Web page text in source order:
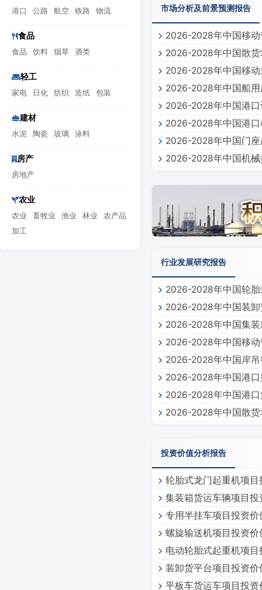
港口 公路 航空 铁路 物流
食品
食品 饮料 烟草 酒类
轻工
家电 日化 纺织 造纸 包装
建材
水泥 陶瓷 玻璃 涂料
房产
房地产
农业
农业 畜牧业 渔业 林业
农产品
加工
市场分析及前景预测报告
2026-2028年中国移
报告2026-2028年中国散
测报告
2026-2028年中国移
报告2026-2028年中国船
2026-2028年中国港
2026-2028年中国港
2026-2028年中国门
2026-2028年中国机
行业发展研究报告
2026-2028年中国轮
2026-2028年中国装
2026-2028年中国集
2026-2028年中国移
2026-2028年中国岸
2026-2028年中国港
2026-2028年中国港
2026-2028年中国散
投资价值分析报告
轮胎式龙门起重机项
集装箱货运车辆项目
专用半挂车项目投资价
螺旋输送机项目投资价
电动轮胎式起重机项
装卸货平台项目投资价
平板车货运车项目投